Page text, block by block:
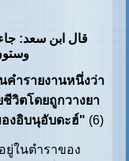
قال ابن سعد:
คำรายงานหนึ่งว่า
วิตโดยถูกวางยา
งอิบนุอับดะฮ์" (6)
นตำราของ